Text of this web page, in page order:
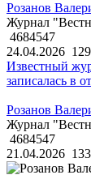
Розанов
Журнал
4684547
24.04.2026
Известный
записалась в
Розанов
Журнал
4684547
21.04.2026